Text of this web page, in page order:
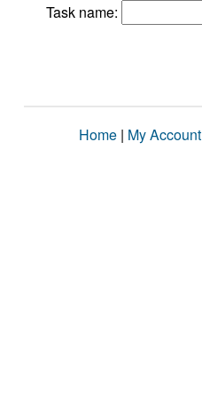
Task name:
Home | My Account